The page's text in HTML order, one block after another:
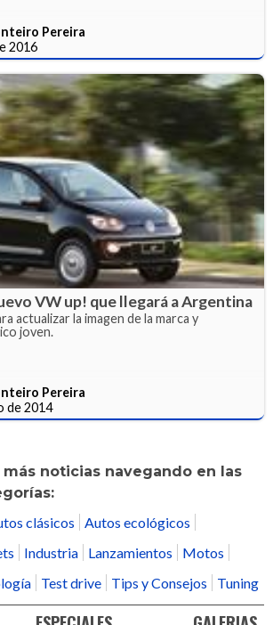
Pereira
2016
VW up! que llegará a Argentina
actualizar la imagen de la marca y
joven.
Pereira
de 2014
noticias navegando en las
clásicos
Autos ecológicos
Industria Lanzamientos
Motos
Test drive Tips y Consejos Tuning